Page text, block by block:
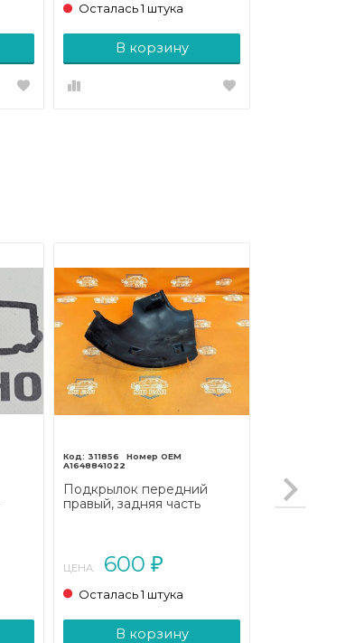
Осталась 1 штука
В корзину
311856
A1648841022
Подкрылок передний
правый, задняя часть
ЦЕНА: 600 ₽
Осталась 1 штука
В корзину